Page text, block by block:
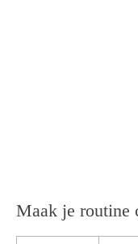
Maak je routine